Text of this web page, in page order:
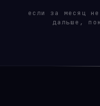
если за месяц
дальше,